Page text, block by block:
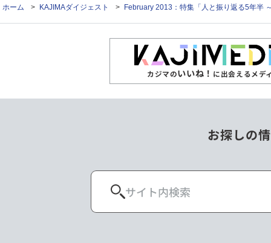
ホーム > KAJIMAダイジェスト > February 2013：特集「人と振り返る5年半
カジマのいいね！ に出会えるメデ
お探しの